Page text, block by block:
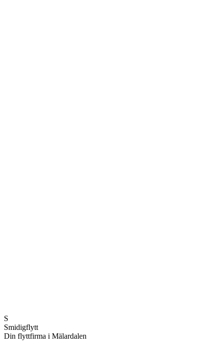
Kvalitetsgaranti
100% nöjd eller pengarna tillbaka
S
Smidigflytt
Din flyttfirma i Mälardalen